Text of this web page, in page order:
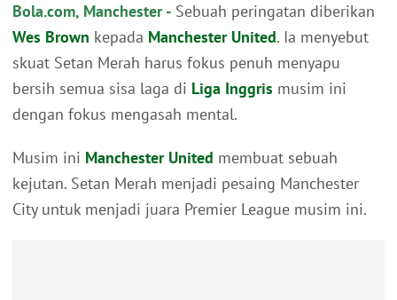
Bola.com, Manchester - Sebuah peringatan diberikan
Wes Brown kepada Manchester United. Ia menyebut
skuat Setan Merah harus fokus penuh menyapu
bersih semua sisa laga di Liga Inggris musim ini
dengan fokus mengasah mental.
Musim ini Manchester United membuat sebuah
kejutan. Setan Merah menjadi pesaing Manchester
City untuk menjadi juara Premier League musim ini.